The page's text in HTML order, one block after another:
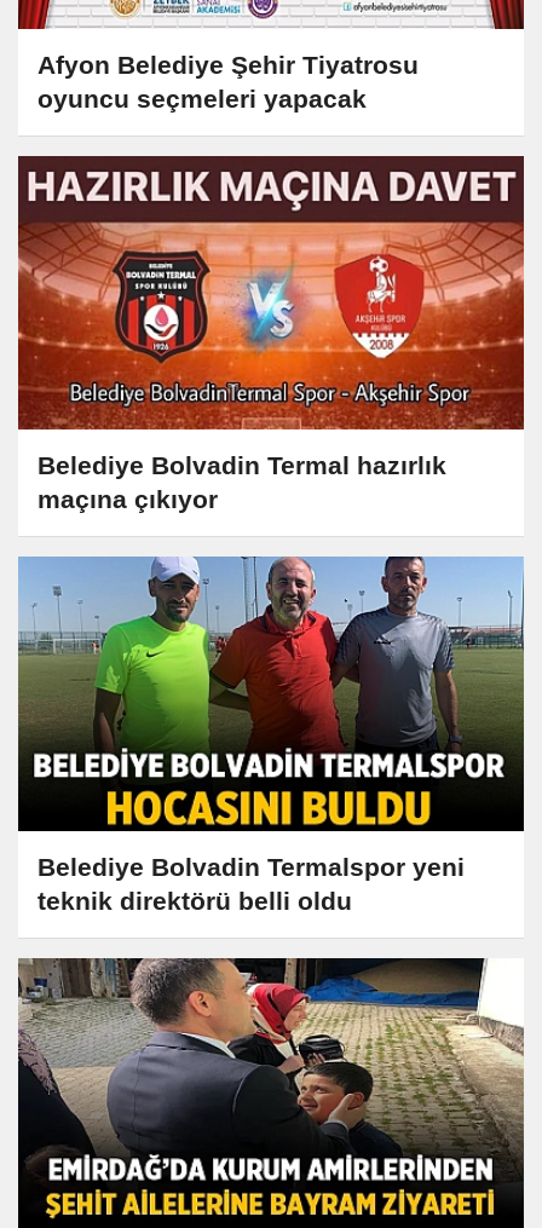
Afyon Belediye Şehir Tiyatrosu
oyuncu seçmeleri yapacak
Belediye Bolvadin Termal hazırlık
maçına çıkıyor
Belediye Bolvadin Termalspor yeni
teknik direktörü belli oldu